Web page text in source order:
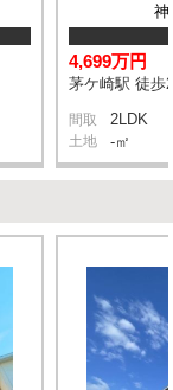
神
4,699万円
茅ケ崎駅 徒歩
間取 2LDK
土地 -㎡